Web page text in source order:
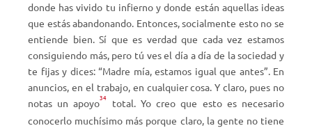
donde has vivido tu infierno y donde están aquellas ideas
que estás abandonando. Entonces, socialmente esto no se
entiende bien. Sí que es verdad que cada vez estamos
consiguiendo más, pero tú ves el día a día de la sociedad y
te fijas y dices: “Madre mía, estamos igual que antes”. En
anuncios, en el trabajo, en cualquier cosa. Y claro, pues no
notas un apoyo34
total. Yo creo que esto es necesario
conocerlo muchísimo más porque claro, la gente no tiene